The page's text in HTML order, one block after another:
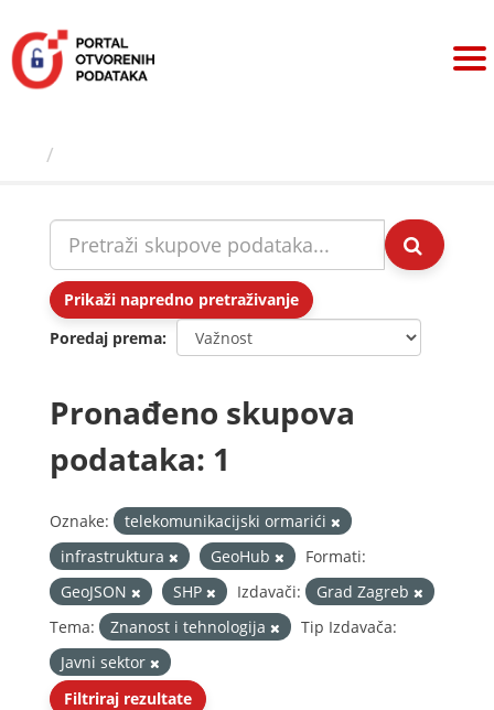
sadržaj
Prikaži napredno pretraživanje
Poredaj prema
Pronađeno skupova
podataka: 1
Oznake:
telekomunikacijski ormarići
infrastruktura
GeoHub
Formati:
GeoJSON
SHP Izdavači:
Grad Zagreb
Tema:
Znanost i tehnologija
Tip Izdavača:
Javni sektor
Filtriraj rezultate